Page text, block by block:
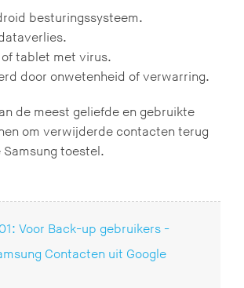
besturingssysteem.
tablet met virus.
door onwetenheid of verwarring.
de meest geliefde en gebruikte
om verwijderde contacten terug
toestel.
Voor Back-up gebruikers -
Contacten uit Google